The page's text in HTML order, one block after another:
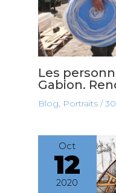
Les
Gabion.
Blog Portraits/
Oct
12
2020